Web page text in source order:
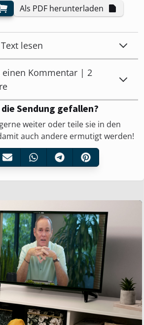
Als PDF herunterladen
lesen
einen Kommentar | 2
Sendung gefallen?
weiter oder teile sie in den
auch andere ermutigt werden!